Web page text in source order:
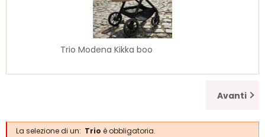
Trio Modena Kikka boo
Avanti
La selezione di un: Trio è obbligatoria.